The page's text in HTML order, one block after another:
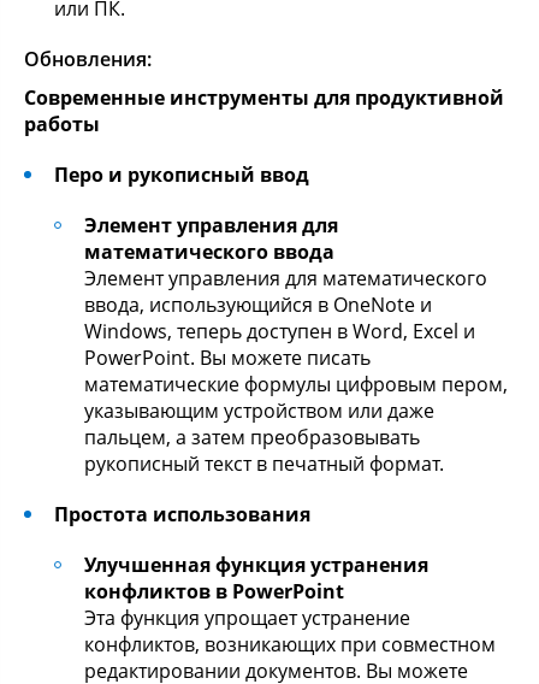
или ПК.
Обновления:
Современные инструменты для продуктивной
работы
Перо и рукописный ввод
Элемент управления для
математического ввода
Элемент управления для математического
ввода, использующийся в OneNote и
Windows, теперь доступен в Word, Excel и
PowerPoint. Вы можете писать
математические формулы цифровым пером,
указывающим устройством или даже
пальцем, а затем преобразовывать
рукописный текст в печатный формат.
Простота использования
Улучшенная функция устранения
конфликтов в PowerPoint
Эта функция упрощает устранение
конфликтов, возникающих при совместном
редактировании документов. Вы можете